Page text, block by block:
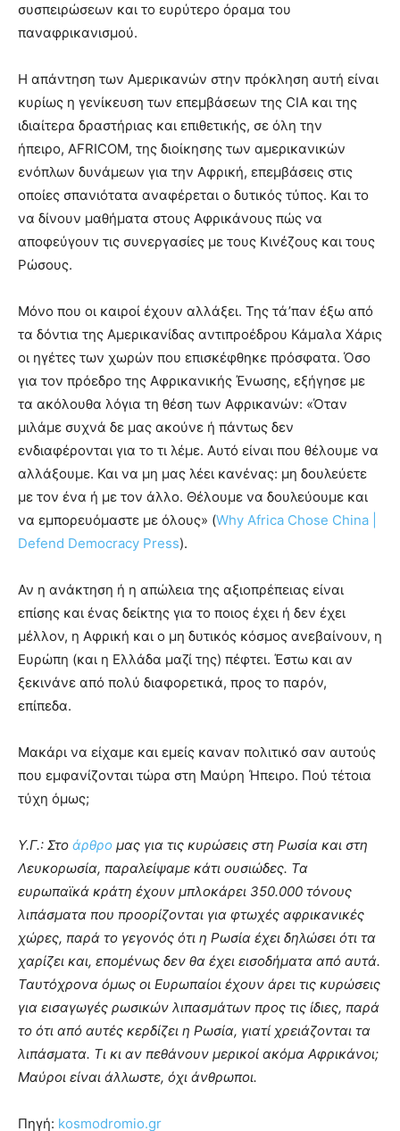
συσπειρώσεων και το ευρύτερο όραμα του
παναφρικανισμού.
Η απάντηση των Αμερικανών στην πρόκληση αυτή είναι
κυρίως η γενίκευση των επεμβάσεων της CIA και της
ιδιαίτερα δραστήριας και επιθετικής, σε όλη την
ήπειρο, AFRICOM, της διοίκησης των αμερικανικών
ενόπλων δυνάμεων για την Αφρική, επεμβάσεις στις
οποίες σπανιότατα αναφέρεται ο δυτικός τύπος. Και το
να δίνουν μαθήματα στους Αφρικάνους πώς να
αποφεύγουν τις συνεργασίες με τους Κινέζους και τους
Ρώσους.
Μόνο που οι καιροί έχουν αλλάξει. Της τά’παν έξω από
τα δόντια της Αμερικανίδας αντιπροέδρου Κάμαλα Χάρις
οι ηγέτες των χωρών που επισκέφθηκε πρόσφατα. Όσο
για τον πρόεδρο της Αφρικανικής Ένωσης, εξήγησε με
τα ακόλουθα λόγια τη θέση των Αφρικανών: «Όταν
μιλάμε συχνά δε μας ακούνε ή πάντως δεν
ενδιαφέρονται για το τι λέμε. Αυτό είναι που θέλουμε να
αλλάξουμε. Και να μη μας λέει κανένας: μη δουλεύετε
με τον ένα ή με τον άλλο. Θέλουμε να δουλεύουμε και
να εμπορευόμαστε με όλους» (Why Africa Chose China |
Defend Democracy Press).
Αν η ανάκτηση ή η απώλεια της αξιοπρέπειας είναι
επίσης και ένας δείκτης για το ποιος έχει ή δεν έχει
μέλλον, η Αφρική και ο μη δυτικός κόσμος ανεβαίνουν, η
Ευρώπη (και η Ελλάδα μαζί της) πέφτει. Έστω και αν
ξεκινάνε από πολύ διαφορετικά, προς το παρόν,
επίπεδα.
Μακάρι να είχαμε και εμείς καναν πολιτικό σαν αυτούς
που εμφανίζονται τώρα στη Μαύρη Ήπειρο. Πού τέτοια
τύχη όμως;
Υ.Γ.: Στο άρθρο μας για τις κυρώσεις στη Ρωσία και στη
Λευκορωσία, παραλείψαμε κάτι ουσιώδες. Τα
ευρωπαϊκά κράτη έχουν μπλοκάρει 350.000 τόνους
λιπάσματα που προορίζονται για φτωχές αφρικανικές
χώρες, παρά το γεγονός ότι η Ρωσία έχει δηλώσει ότι τα
χαρίζει και, επομένως δεν θα έχει εισοδήματα από αυτά.
Ταυτόχρονα όμως οι Ευρωπαίοι έχουν άρει τις κυρώσεις
για εισαγωγές ρωσικών λιπασμάτων προς τις ίδιες, παρά
το ότι από αυτές κερδίζει η Ρωσία, γιατί χρειάζονται τα
λιπάσματα. Τι κι αν πεθάνουν μερικοί ακόμα Αφρικάνοι;
Μαύροι είναι άλλωστε, όχι άνθρωποι.
Πηγή: kosmodromio.gr